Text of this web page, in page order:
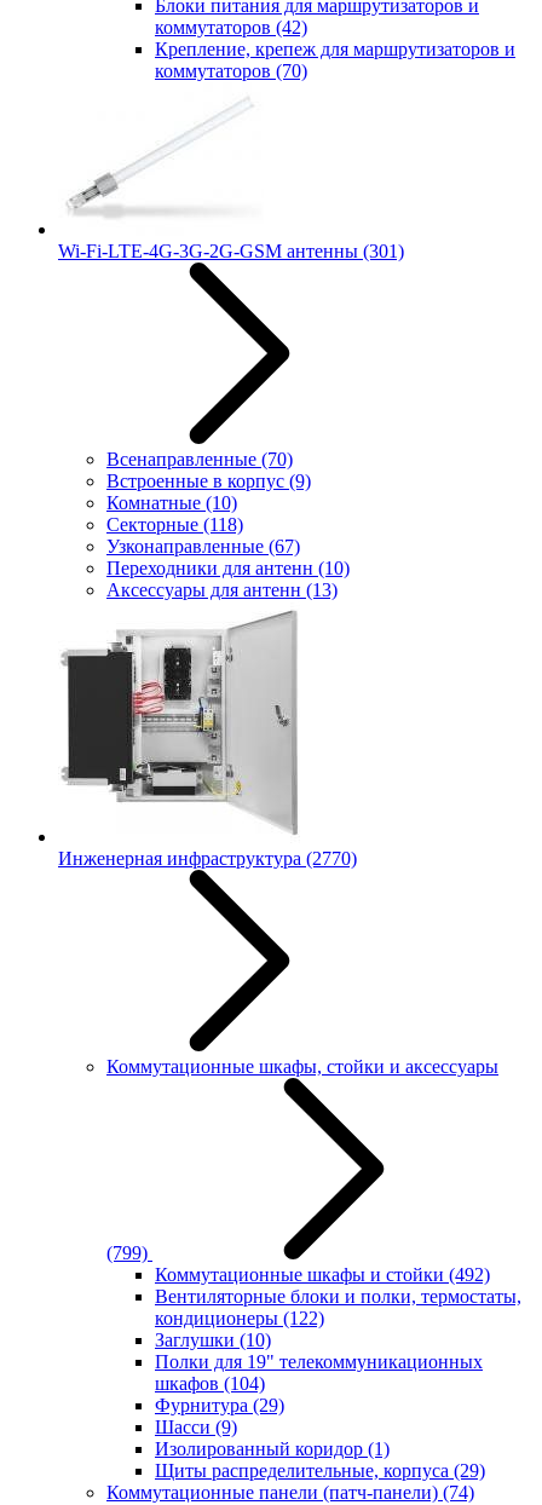
Блоки питания для маршрутизаторов и
коммутаторов (42)
Крепление, крепеж для маршрутизаторов и
коммутаторов (70)
Wi-Fi-LTE-4G-3G-2G-GSM антенны (301)
Всенаправленные (70)
Встроенные в корпус (9)
Комнатные (10)
Секторные (118)
Узконаправленные (67)
Переходники для антенн (10)
Аксессуары для антенн (13)
Инженерная инфраструктура (2770)
Коммутационные шкафы, стойки и аксессуары
(799)
Коммутационные шкафы и стойки (492)
Вентиляторные блоки и полки, термостаты,
кондиционеры (122)
Заглушки (10)
Полки для 19" телекоммуникационных
шкафов (104)
Фурнитура (29)
Шасси (9)
Изолированный коридор (1)
Щиты распределительные, корпуса (29)
Коммутационные панели (патч-панели) (74)